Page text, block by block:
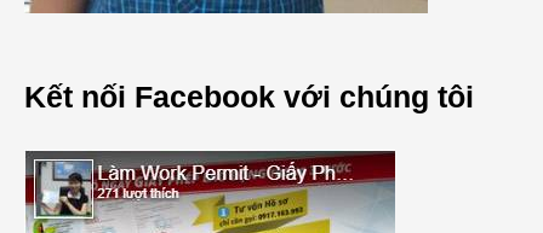
Kết nối Facebook với chúng tôi